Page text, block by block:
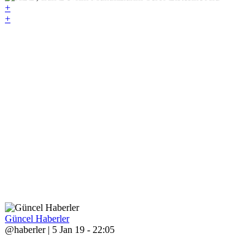
+
+
Güncel Haberler
@haberler | 5 Jan 19 - 22:05